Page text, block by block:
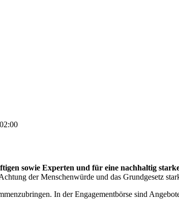
sowie Experten und für eine nachhaltig
der Menschenwürde und das Grundgesetz
In der Engagementbörse sind